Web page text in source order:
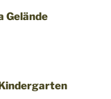
Gelände